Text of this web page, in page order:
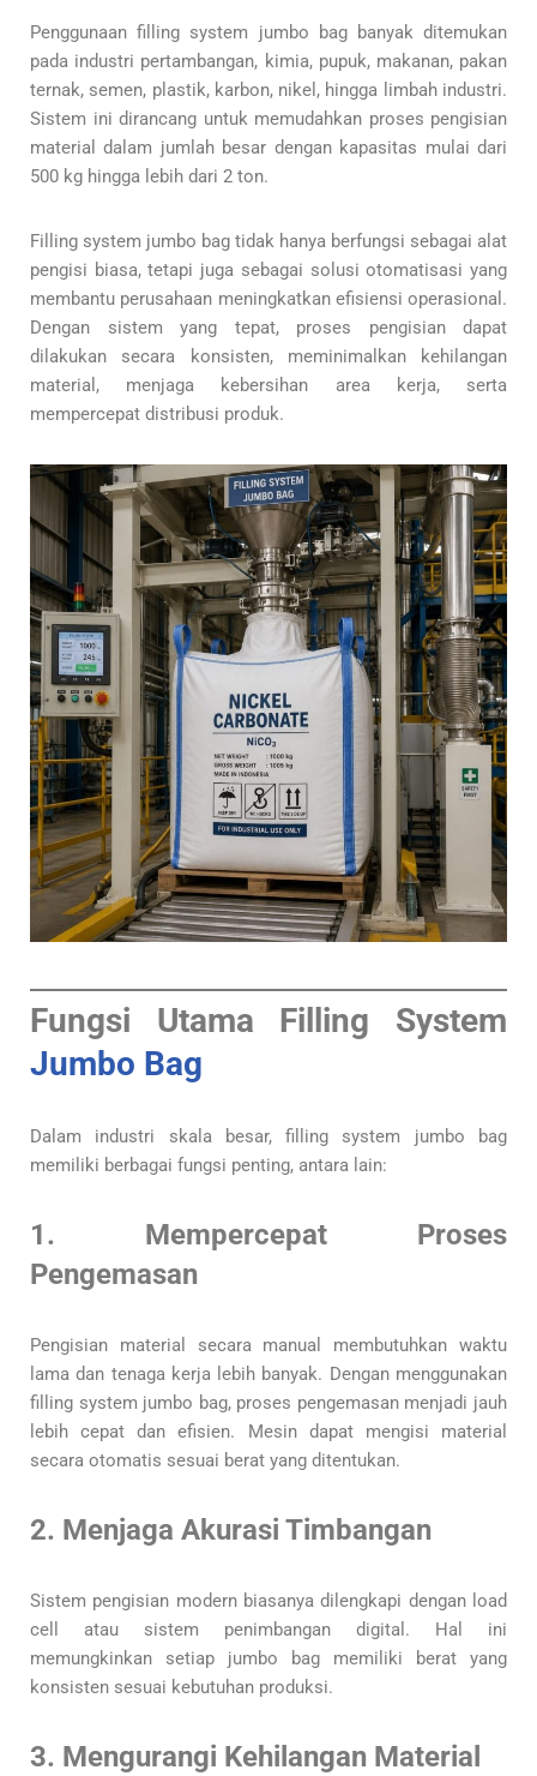
Penggunaan filling system jumbo bag banyak ditemukan
pada industri pertambangan, kimia, pupuk, makanan, pakan
ternak, semen, plastik, karbon, nikel, hingga limbah industri.
Sistem ini dirancang untuk memudahkan proses pengisian
material dalam jumlah besar dengan kapasitas mulai dari
500 kg hingga lebih dari 2 ton.
Filling system jumbo bag tidak hanya berfungsi sebagai alat
pengisi biasa, tetapi juga sebagai solusi otomatisasi yang
membantu perusahaan meningkatkan efisiensi operasional.
Dengan sistem yang tepat, proses pengisian dapat
dilakukan secara konsisten, meminimalkan kehilangan
material, menjaga kebersihan area kerja, serta
mempercepat distribusi produk.
Fungsi Utama Filling System
Jumbo Bag
Dalam industri skala besar, filling system jumbo bag
memiliki berbagai fungsi penting, antara lain:
1. Mempercepat Proses
Pengemasan
Pengisian material secara manual membutuhkan waktu
lama dan tenaga kerja lebih banyak. Dengan menggunakan
filling system jumbo bag, proses pengemasan menjadi jauh
lebih cepat dan efisien. Mesin dapat mengisi material
secara otomatis sesuai berat yang ditentukan.
2. Menjaga Akurasi Timbangan
Sistem pengisian modern biasanya dilengkapi dengan load
cell atau sistem penimbangan digital. Hal ini
memungkinkan setiap jumbo bag memiliki berat yang
konsisten sesuai kebutuhan produksi.
3. Mengurangi Kehilangan Material